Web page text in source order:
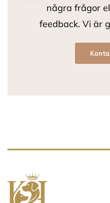
några frågor
feedback. Vi är